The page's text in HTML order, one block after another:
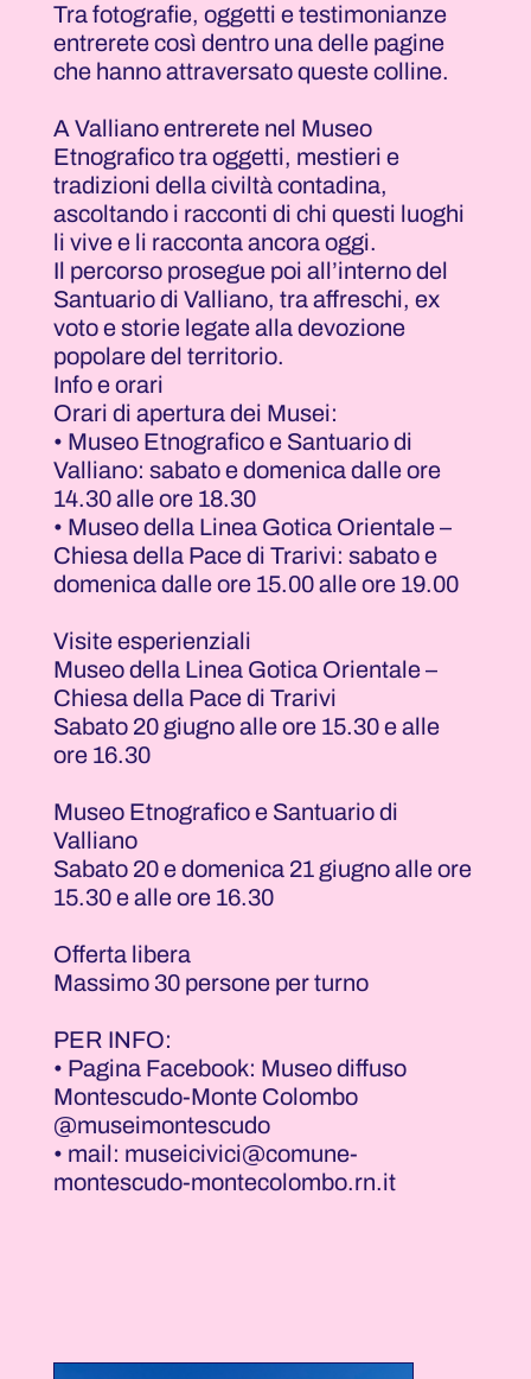
Tra fotografie, oggetti e testimonianze
entrerete così dentro una delle pagine
che hanno attraversato queste colline.
A Valliano entrerete nel Museo
Etnografico tra oggetti, mestieri e
tradizioni della civiltà contadina,
ascoltando i racconti di chi questi luoghi
li vive e li racconta ancora oggi.
Il percorso prosegue poi all’interno del
Santuario di Valliano, tra affreschi, ex
voto e storie legate alla devozione
popolare del territorio.
Info e orari
Orari di apertura dei Musei:
• Museo Etnografico e Santuario di
Valliano: sabato e domenica dalle ore
14.30 alle ore 18.30
• Museo della Linea Gotica Orientale –
Chiesa della Pace di Trarivi: sabato e
domenica dalle ore 15.00 alle ore 19.00
Visite esperienziali
Museo della Linea Gotica Orientale –
Chiesa della Pace di Trarivi
Sabato 20 giugno alle ore 15.30 e alle
ore 16.30
Museo Etnografico e Santuario di
Valliano
Sabato 20 e domenica 21 giugno alle ore
15.30 e alle ore 16.30
Offerta libera
Massimo 30 persone per turno
PER INFO:
• Pagina Facebook: Museo diffuso
Montescudo-Monte Colombo
@museimontescudo
• mail: museicivici@comune-
montescudo-montecolombo.rn.it